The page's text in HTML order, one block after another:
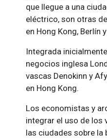
que llegue a una
eléctrico, son otras
en Hong Kong, Berlín
Integrada
negocios inglesa
vascas Denokinn y
en Hong Kong.
Los economistas y
integrar el uso de los
las ciudades sobre la